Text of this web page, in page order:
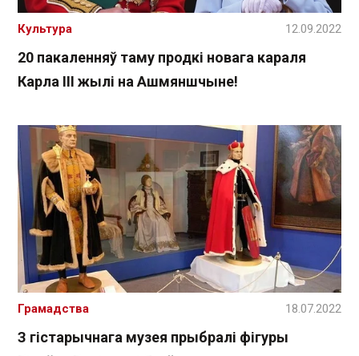
20 пакаленняў таму продкі новага караля
Карла ІІІ жылі на Ашмяншчыне!
Культура 12.09.2022
З гістарычнага музея прыбралі фігуры
Грамадства 18.07.2022